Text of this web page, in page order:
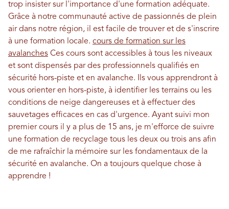
trop insister sur l'importance d'une formation adéquate.
Grâce à notre communauté active de passionnés de plein
air dans notre région, il est facile de trouver et de s'inscrire
à une formation locale. cours de formation sur les
avalanches Ces cours sont accessibles à tous les niveaux
et sont dispensés par des professionnels qualifiés en
sécurité hors-piste et en avalanche. Ils vous apprendront à
vous orienter en hors-piste, à identifier les terrains ou les
conditions de neige dangereuses et à effectuer des
sauvetages efficaces en cas d'urgence. Ayant suivi mon
premier cours il y a plus de 15 ans, je m'efforce de suivre
une formation de recyclage tous les deux ou trois ans afin
de me rafraîchir la mémoire sur les fondamentaux de la
sécurité en avalanche. On a toujours quelque chose à
apprendre !